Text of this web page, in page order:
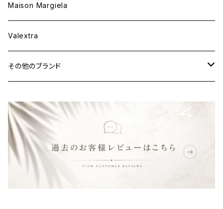
ウェア
財布&小物
ウェア
Maison Margiela
Valextra
その他のブランド
財布&小物
ウェア